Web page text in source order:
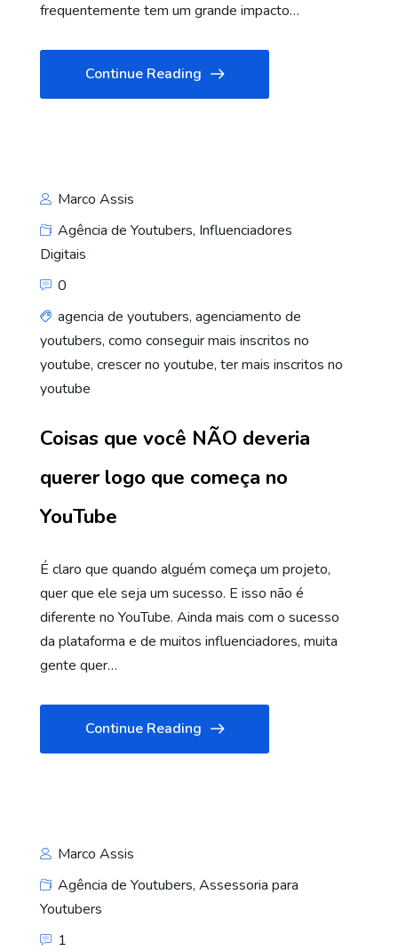
frequentemente tem um grande impacto…
Continue Reading
Marco Assis
Agência de Youtubers, Influenciadores
Digitais
0
agencia de youtubers, agenciamento de
youtubers, como conseguir mais inscritos no
youtube, crescer no youtube, ter mais inscritos no
youtube
Coisas que você NÃO deveria
querer logo que começa no
YouTube
É claro que quando alguém começa um projeto,
quer que ele seja um sucesso. E isso não é
diferente no YouTube. Ainda mais com o sucesso
da plataforma e de muitos influenciadores, muita
gente quer…
Continue Reading
Marco Assis
Agência de Youtubers, Assessoria para
Youtubers
1